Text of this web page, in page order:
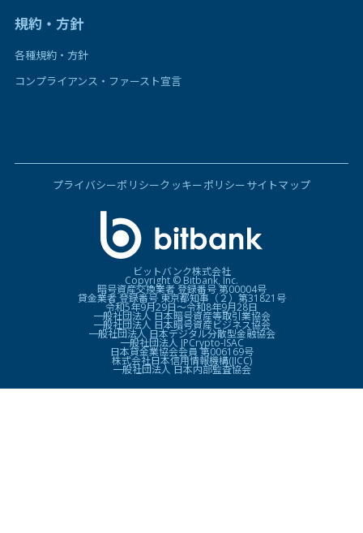
規約・方針
各種規約・方針
コンプライアンス・ファースト宣言
プライバシーポリシークッキーポリシーサイトマップ
ビットバンク株式会社
Copyright © Bitbank, Inc.
暗号資産交換業者 登録番号 第00004号
貸金業者 登録番号 東京都知事（２）第31821号
令和5年9月29日〜令和8年9月28日
一般社団法人 日本暗号資産等取引業協会
一般社団法人 日本暗号資産ビジネス協会
一般社団法人 日本デジタル分散型金融協会
一般社団法人 JPCrypto-ISAC
日本貸金業協会会員 第006169号
株式会社日本信用情報機構(JICC)
一般社団法人 日本内部監査協会